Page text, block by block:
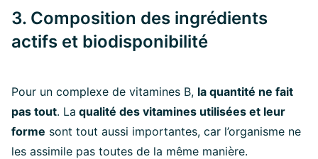
3. Composition des ingrédients
actifs et biodisponibilité
Pour un complexe de vitamines B, la quantité ne fait
pas tout. La qualité des vitamines utilisées et leur
forme sont tout aussi importantes, car l’organisme ne
les assimile pas toutes de la même manière.